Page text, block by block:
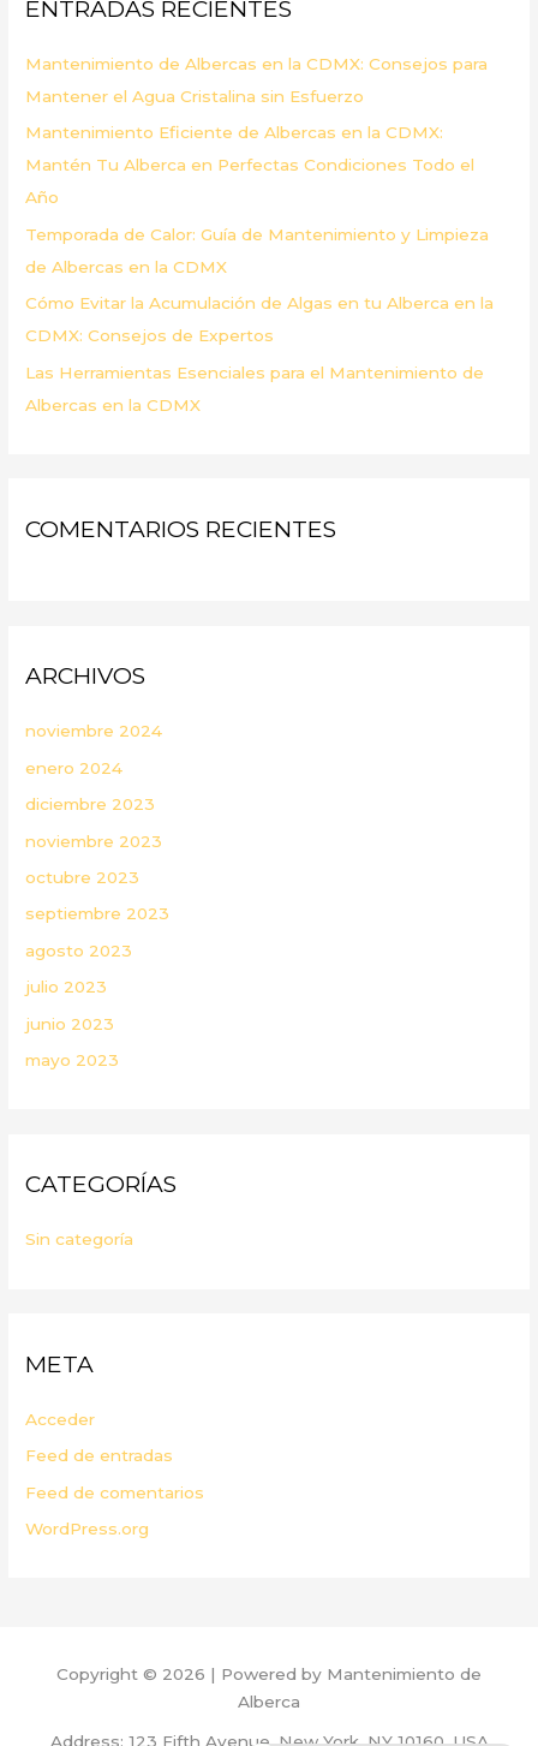
r
o
r
:
ENTRADAS RECIENTES
Mantenimiento de Albercas en la CDMX: Consejos para
Mantener el Agua Cristalina sin Esfuerzo
Mantenimiento Eficiente de Albercas en la CDMX:
Mantén Tu Alberca en Perfectas Condiciones Todo el
Año
Temporada de Calor: Guía de Mantenimiento y Limpieza
de Albercas en la CDMX
Cómo Evitar la Acumulación de Algas en tu Alberca en la
CDMX: Consejos de Expertos
Las Herramientas Esenciales para el Mantenimiento de
Albercas en la CDMX
COMENTARIOS RECIENTES
ARCHIVOS
noviembre 2024
enero 2024
diciembre 2023
noviembre 2023
octubre 2023
septiembre 2023
agosto 2023
julio 2023
junio 2023
mayo 2023
CATEGORÍAS
Sin categoría
META
Acceder
Feed de entradas
Feed de comentarios
WordPress.org
Copyright © 2026 | Powered by Mantenimiento de
Alberca
Address: 123 Fifth Avenue, New York, NY 10160, USA